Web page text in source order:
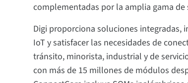
complementadas por la amplia gama de
Digi proporciona soluciones integradas,
IoT y satisfacer las necesidades de
tránsito, minorista, industrial y de
con más de 15 millones de módulos